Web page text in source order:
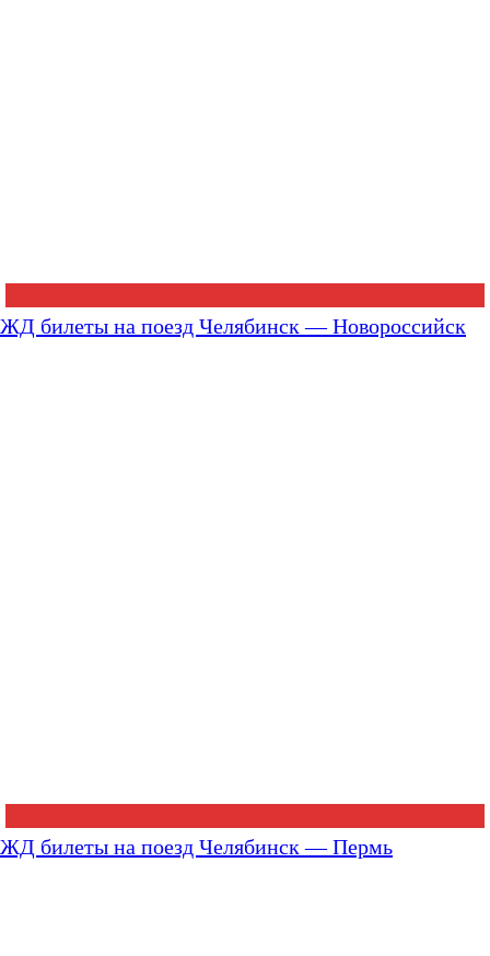
ЖД билеты на поезд Челябинск — Новороссийск
ЖД билеты на поезд Челябинск — Пермь